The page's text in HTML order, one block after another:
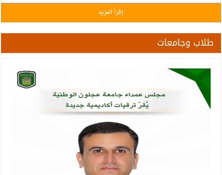
عصام بيك عناب.. مبارك ومزيدًا من التوفيق والنجاح
الفاو ومؤسسة الإقراض الزراعي تطلقان آلية التمويل المختلط لدعم التحول
في النظم الزراعية والغذائية في الأردن
الدكتور علي الطراونه يكتب ..
اختتام فعاليات معسكري " التطوع الأخضر" في مركزي شباب وشابات
عجلون - اختتام معسكر سواعد الإنقاذ بمشاركة 39 شابا و شابة
حزب التغيير يطلق فعاليات اعمال المدرسة الحزبية..صور
انطلاق فعاليات ملتقى الأدباء والشعراء الأول لأندية المعلمين في جرش
*العيسوي ينقل تمنيات الملك وولي العهد بموفور الصحة للفريق العزب واللواء
إقرأ المزيد
طلاب وجامعات